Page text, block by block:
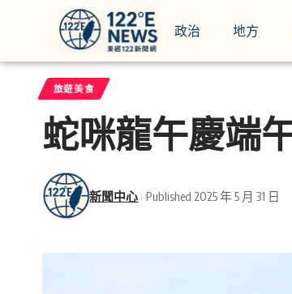
政治 地方
旅遊美食
蛇咪龍午慶端
新聞中心 Published 2025 年 5 月 31 日